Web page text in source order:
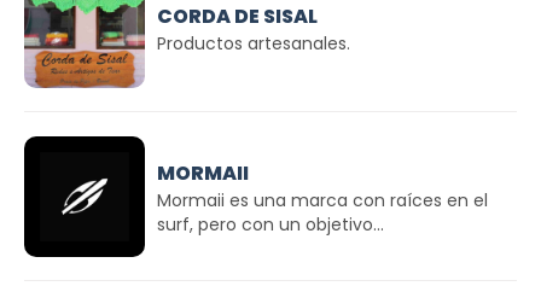
CORDA DE SISAL
Productos artesanales.
MORMAII
Mormaii es una marca con raíces en el
surf, pero con un objetivo...